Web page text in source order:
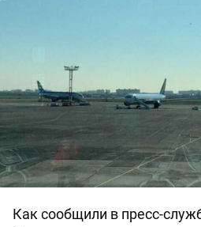
Как сообщили в пресс-